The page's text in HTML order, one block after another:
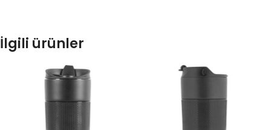
İlgili ürünler